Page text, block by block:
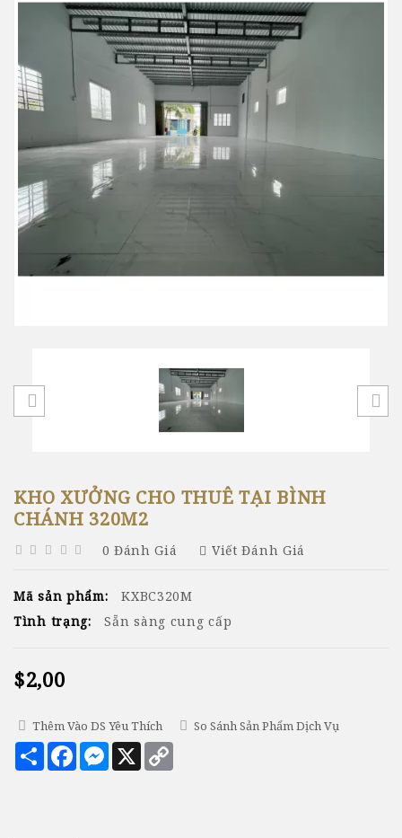
KHO XƯỞNG CHO THUÊ TẠI BÌNH
CHÁNH 320M2
0 Đánh Giá Viết Đánh Giá
Mã sản phẩm:
KXBC320M
Tình trạng:
Sẵn sàng cung cấp
$2,00
Thêm Vào DS Yêu Thích So Sánh Sản Phẩm Dịch Vụ
Chia
sẻ
FacebookMessenger
X